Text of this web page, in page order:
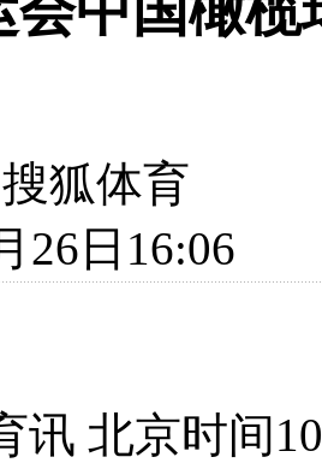
搜狐体育
26日16:06
北京时间